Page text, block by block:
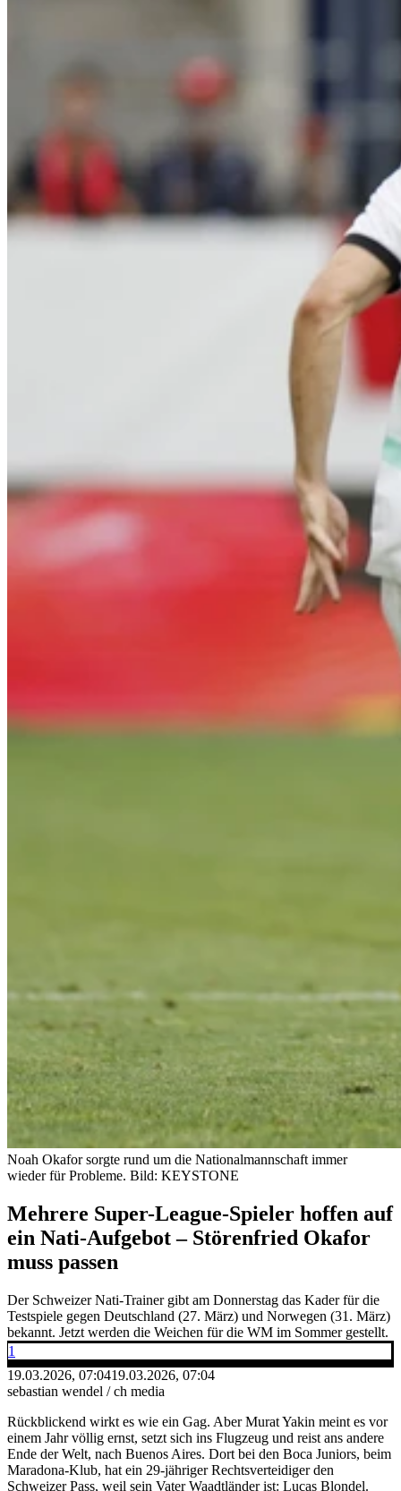
Noah Okafor sorgte rund um die Nationalmannschaft immer
wieder für Probleme. Bild: KEYSTONE
Mehrere Super-League-Spieler hoffen auf
ein Nati-Aufgebot – Störenfried Okafor
muss passen
Der Schweizer Nati-Trainer gibt am Donnerstag das Kader für die
Testspiele gegen Deutschland (27. März) und Norwegen (31. März)
bekannt. Jetzt werden die Weichen für die WM im Sommer gestellt.
1
19.03.2026, 07:0419.03.2026, 07:04
sebastian wendel / ch media
Rückblickend wirkt es wie ein Gag. Aber Murat Yakin meint es vor
einem Jahr völlig ernst, setzt sich ins Flugzeug und reist ans andere
Ende der Welt, nach Buenos Aires. Dort bei den Boca Juniors, beim
Maradona-Klub, hat ein 29-jähriger Rechtsverteidiger den
Schweizer Pass, weil sein Vater Waadtländer ist: Lucas Blondel.